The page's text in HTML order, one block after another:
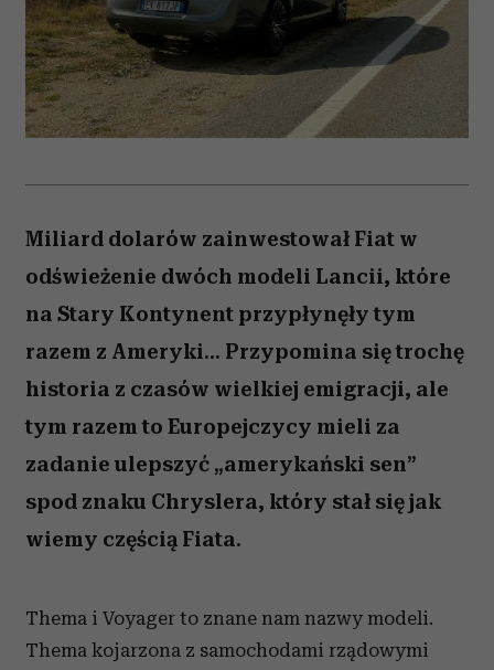
Miliard dolarów zainwestował Fiat w
odświeżenie dwóch modeli Lancii, które
na Stary Kontynent przypłynęły tym
razem z Ameryki... Przypomina się trochę
historia z czasów wielkiej emigracji, ale
tym razem to Europejczycy mieli za
zadanie ulepszyć „amerykański sen”
spod znaku Chryslera, który stał się jak
wiemy częścią Fiata.
Thema i Voyager to znane nam nazwy modeli.
Thema kojarzona z samochodami rządowymi